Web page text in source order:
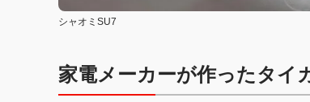
シャオミSU7
家電メーカーが作ったタイ